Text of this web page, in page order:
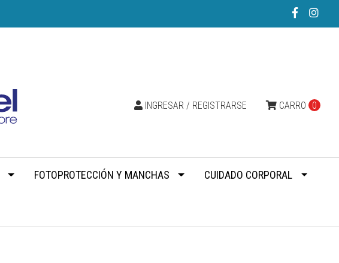
CARRO 0
INGRESAR / REGISTRARSE
FOTOPROTECCIÓN Y MANCHAS CUIDADO CORPORAL